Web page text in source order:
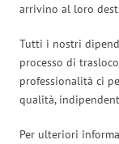
arrivino al loro
Tutti i nostri
processo di
professionalità ci
qualità,
Per ulteriori